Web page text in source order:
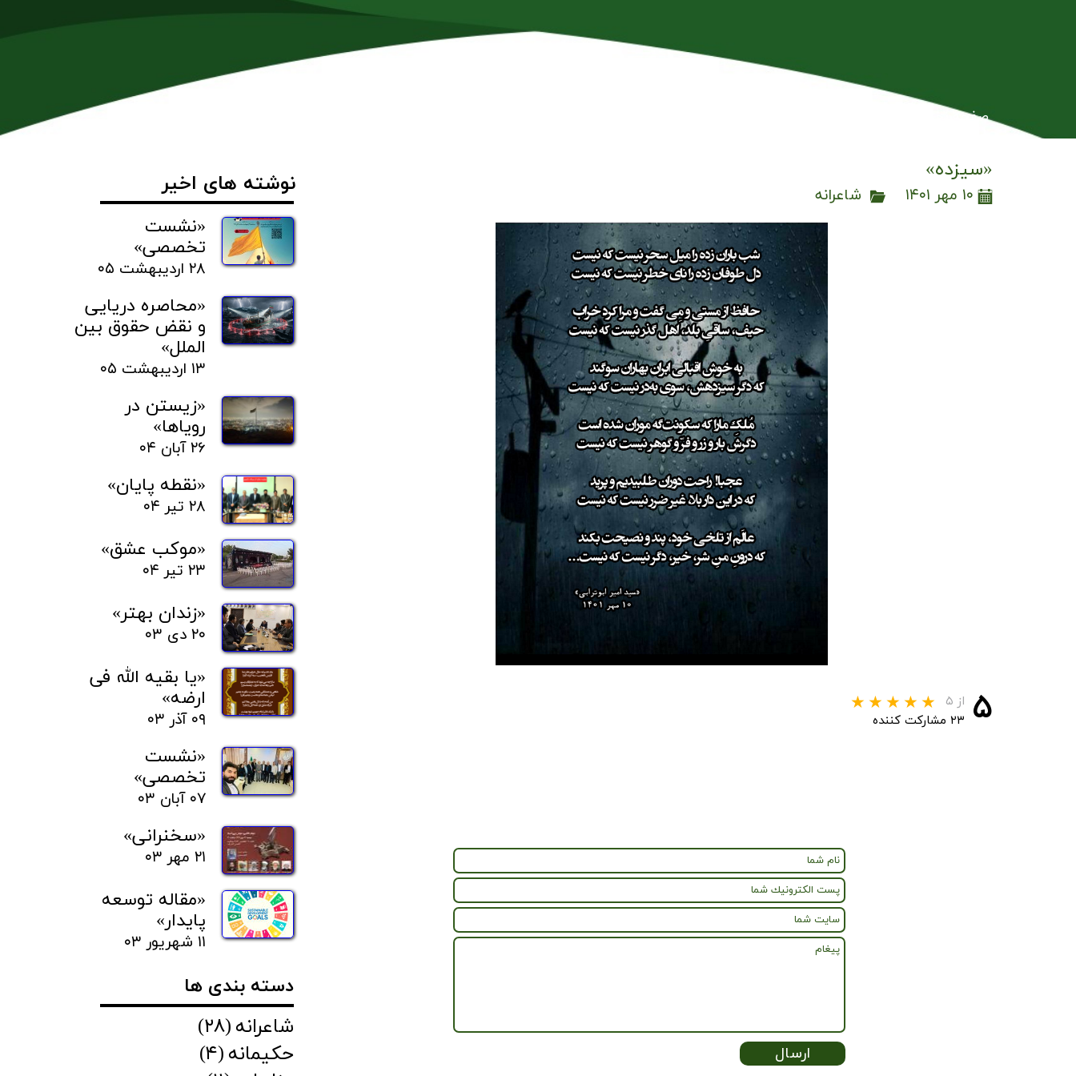
صفحه نخست
«سیزده»
۱۰ مهر ۱۴۰۱ شاعرانه
۵ از ۵
۲۳ مشارکت کننده
ارسال
نوشته های اخیر
«نشست
تخصصی»
۲۸ اردیبهشت ۰۵
«محاصره دریایی
و نقض حقوق بین
الملل»
۱۳ اردیبهشت ۰۵
«زیستن در
رویاها»
۲۶ آبان ۰۴
«نقطه پایان»
۲۸ تیر ۰۴
«موکب عشق»
۲۳ تیر ۰۴
«زندان بهتر»
۲۰ دی ۰۳
«یا بقیه الله فی
ارضه»
۰۹ آذر ۰۳
«نشست
تخصصی»
۰۷ آبان ۰۳
«سخنرانی»
۲۱ مهر ۰۳
«مقاله توسعه
پایدار»
۱۱ شهریور ۰۳
شاعرانه (۲۸)
حکیمانه (۴)
دسته بندی ها